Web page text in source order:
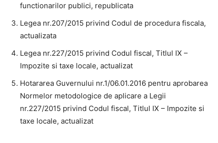
functionarilor publici, republicata
Legea nr.207/2015 privind Codul de procedura fiscala,
actualizata
Legea nr.227/2015 privind Codul fiscal, Titlul IX –
Impozite si taxe locale, actualizat
Hotararea Guvernului nr.1/06.01.2016 pentru aprobarea
Normelor metodologice de aplicare a Legii
nr.227/2015 privind Codul fiscal, Titlul IX – Impozite si
taxe locale, actualizat